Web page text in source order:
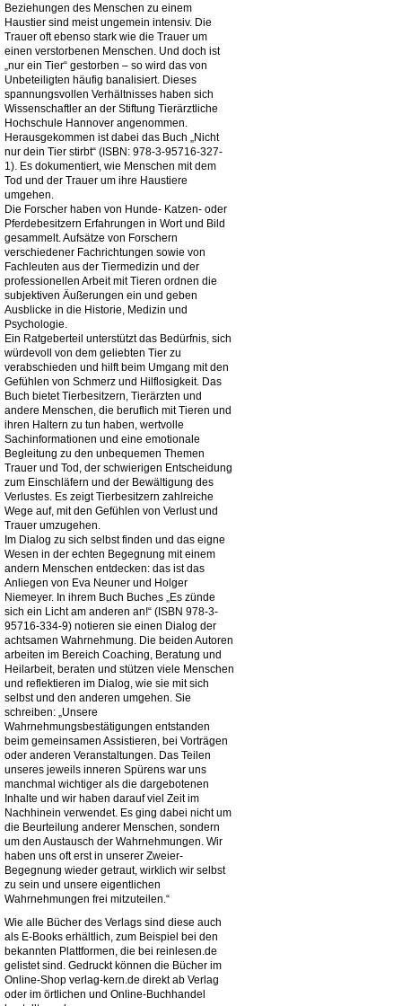
Beziehungen des Menschen zu einem
Haustier sind meist ungemein intensiv. Die
Trauer oft ebenso stark wie die Trauer um
einen verstorbenen Menschen. Und doch ist
„nur ein Tier“ gestorben – so wird das von
Unbeteiligten häufig banalisiert. Dieses
spannungsvollen Verhältnisses haben sich
Wissenschaftler an der Stiftung Tierärztliche
Hochschule Hannover angenommen.
Herausgekommen ist dabei das Buch „Nicht
nur dein Tier stirbt“ (ISBN: 978-3-95716-327-
1). Es dokumentiert, wie Menschen mit dem
Tod und der Trauer um ihre Haustiere
umgehen.
Die Forscher haben von Hunde- Katzen- oder
Pferdebesitzern Erfahrungen in Wort und Bild
gesammelt. Aufsätze von Forschern
verschiedener Fachrichtungen sowie von
Fachleuten aus der Tiermedizin und der
professionellen Arbeit mit Tieren ordnen die
subjektiven Äußerungen ein und geben
Ausblicke in die Historie, Medizin und
Psychologie.
Ein Ratgeberteil unterstützt das Bedürfnis, sich
würdevoll von dem geliebten Tier zu
verabschieden und hilft beim Umgang mit den
Gefühlen von Schmerz und Hilflosigkeit. Das
Buch bietet Tierbesitzern, Tierärzten und
andere Menschen, die beruflich mit Tieren und
ihren Haltern zu tun haben, wertvolle
Sachinformationen und eine emotionale
Begleitung zu den unbequemen Themen
Trauer und Tod, der schwierigen Entscheidung
zum Einschläfern und der Bewältigung des
Verlustes. Es zeigt Tierbesitzern zahlreiche
Wege auf, mit den Gefühlen von Verlust und
Trauer umzugehen.
Im Dialog zu sich selbst finden und das eigne
Wesen in der echten Begegnung mit einem
andern Menschen entdecken: das ist das
Anliegen von Eva Neuner und Holger
Niemeyer. In ihrem Buch Buches „Es zünde
sich ein Licht am anderen an!“ (ISBN 978-3-
95716-334-9) notieren sie einen Dialog der
achtsamen Wahrnehmung. Die beiden Autoren
arbeiten im Bereich Coaching, Beratung und
Heilarbeit, beraten und stützen viele Menschen
und reflektieren im Dialog, wie sie mit sich
selbst und den anderen umgehen. Sie
schreiben: „Unsere
Wahrnehmungsbestätigungen entstanden
beim gemeinsamen Assistieren, bei Vorträgen
oder anderen Veranstaltungen. Das Teilen
unseres jeweils inneren Spürens war uns
manchmal wichtiger als die dargebotenen
Inhalte und wir haben darauf viel Zeit im
Nachhinein verwendet. Es ging dabei nicht um
die Beurteilung anderer Menschen, sondern
um den Austausch der Wahrnehmungen. Wir
haben uns oft erst in unserer Zweier-
Begegnung wieder getraut, wirklich wir selbst
zu sein und unsere eigentlichen
Wahrnehmungen frei mitzuteilen.“
Wie alle Bücher des Verlags sind diese auch
als E-Books erhältlich, zum Beispiel bei den
bekannten Plattformen, die bei reinlesen.de
gelistet sind. Gedruckt können die Bücher im
Online-Shop verlag-kern.de direkt ab Verlag
oder im örtlichen und Online-Buchhandel